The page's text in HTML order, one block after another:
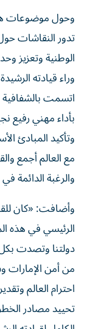
وحول موضوعات
تدور النقاشات
الوطنية وتعزيز
وراء قيادته
اتسمت
بأداء مهني رفيع
وتأكيد المبادئ
مع العالم أجمع
والرغبة الدائمة
وأضافت: «كان
الرئيسي في هذه
دولتنا وتصدت
من أمن الإمارات
احترام العالم
تحييد مصادر